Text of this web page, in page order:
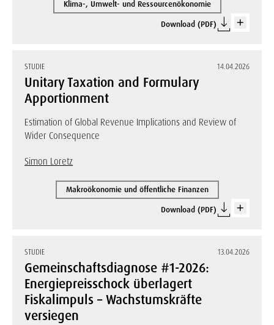
Klima-, Umwelt- und Ressourcenökonomie
Download (PDF)
STUDIE 14.04.2026
Unitary Taxation and Formulary
Apportionment
Estimation of Global Revenue Implications and Review of
Wider Consequence
Simon Loretz
Makroökonomie und öffentliche Finanzen
Download (PDF)
STUDIE 13.04.2026
Gemeinschaftsdiagnose #1-2026:
Energiepreisschock überlagert
Fiskalimpuls – Wachstumskräfte
versiegen